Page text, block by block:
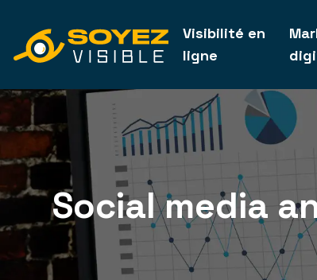
Visibilité en
ligne
Social media